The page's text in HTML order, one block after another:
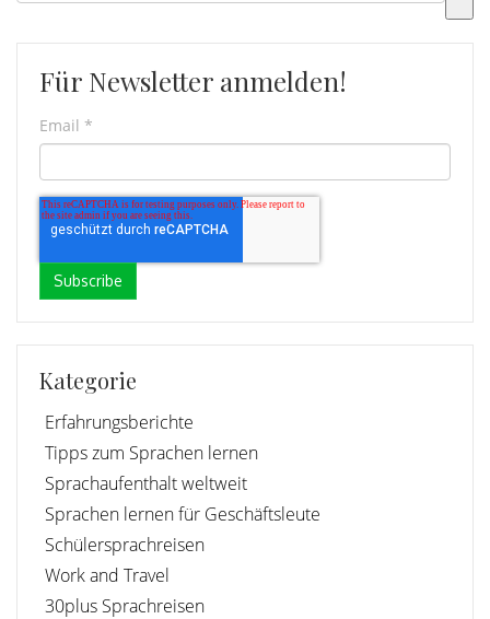
Für Newsletter anmelden!
Email *
Kategorie
Erfahrungsberichte
Tipps zum Sprachen lernen
Sprachaufenthalt weltweit
Sprachen lernen für Geschäftsleute
Schülersprachreisen
Work and Travel
30plus Sprachreisen